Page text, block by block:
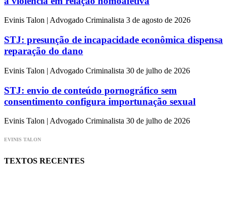
Evinis Talon | Advogado Criminalista 3 de agosto de 2026
STJ: presunção de incapacidade econômica dispensa
reparação do dano
Evinis Talon | Advogado Criminalista 30 de julho de 2026
STJ: envio de conteúdo pornográfico sem
consentimento configura importunação sexual
Evinis Talon | Advogado Criminalista 30 de julho de 2026
EVINIS TALON
TEXTOS RECENTES